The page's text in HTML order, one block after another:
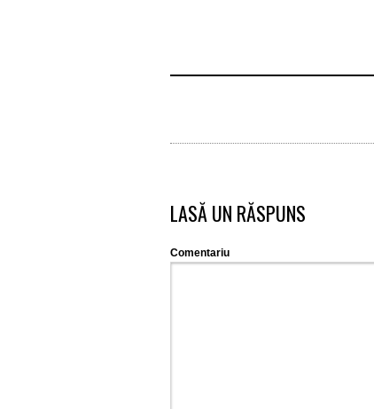
LASĂ UN RĂSPUNS
Comentariu